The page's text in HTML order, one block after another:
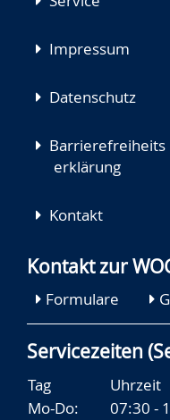
Impressum
Datenschutz
Barrierefreiheits
erklärung
Kontakt
Kontakt zur
Formulare
Servicezeiten
Tag
Uhrzeit
Mo-Do:
07:30 -